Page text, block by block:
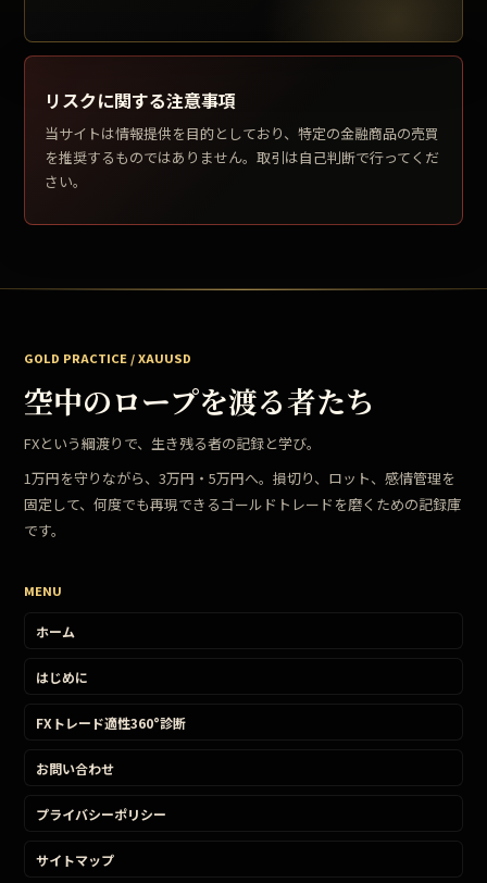
リスクに関する注意事項
当サイトは情報提供を目的としており、特定の金融商品の売買
を推奨するものではありません。取引は自己判断で行ってくだ
さい。
GOLD PRACTICE / XAUUSD
空中のロープを渡る者たち
FXという綱渡りで、生き残る者の記録と学び。
1万円を守りながら、3万円・5万円へ。損切り、ロット、感情管理を
固定して、何度でも再現できるゴールドトレードを磨くための記録庫
です。
MENU
ホーム
はじめに
FXトレード適性360°診断
お問い合わせ
プライバシーポリシー
サイトマップ